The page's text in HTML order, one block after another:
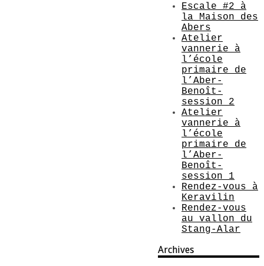
Escale #2 à
la Maison des
Abers
Atelier
vannerie à
l’école
primaire de
l’Aber-
Benoît-
session 2
Atelier
vannerie à
l’école
primaire de
l’Aber-
Benoît-
session 1
Rendez-vous à
Keravilin
Rendez-vous
au vallon du
Stang-Alar
Archives